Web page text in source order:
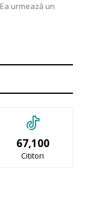
urmează un
67,100
Cititori